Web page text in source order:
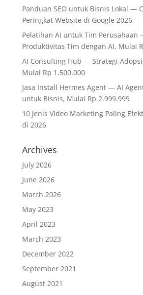
Panduan SEO untuk Bisnis Lokal —
Peringkat Website di Google 2026
Pelatihan AI untuk Tim Perusahaan
Produktivitas Tim dengan AI, Mulai
AI Consulting Hub — Strategi
Mulai Rp 1.500.000
Jasa Install Hermes Agent — AI
untuk Bisnis, Mulai Rp 2.999.999
10 Jenis Video Marketing Paling
di 2026
Archives
July 2026
June 2026
March 2026
May 2023
April 2023
March 2023
December 2022
September 2021
August 2021